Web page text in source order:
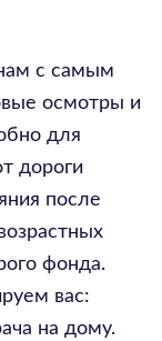
с самым
осмотры и
для
дороги
после
фонда.
вас:
на дому.